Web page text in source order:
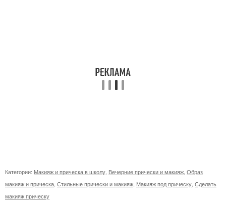
Категории: Макияж и прическа в школу Вечерние прически и макияж Образ
макияж и прическа Стильные прически и макияж Макияж под прическу Сделать
макияж прическу